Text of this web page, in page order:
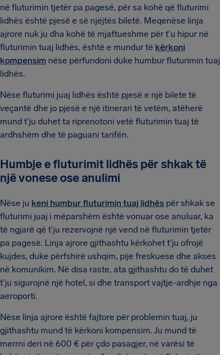
në fluturimin tjetër pa pagesë, për sa kohë që fluturimi
lidhës është pjesë e së njëjtës biletë. Meqenëse linja
ajrore nuk ju dha kohë të mjaftueshme për t'u hipur në
fluturimin tuaj lidhës, është e mundur të kërkoni
kompensim nëse përfundoni duke humbur fluturimin tuaj
lidhës.
Nëse fluturimi juaj lidhës është pjesë e një bilete të
veçantë dhe jo pjesë e një itinerari të vetëm, atëherë
mund t'ju duhet ta riprenotoni vetë fluturimin tuaj të
ardhshëm dhe të paguani tarifën.
Humbje e fluturimit lidhës për shkak të
një vonese ose anulimi
Nëse ju keni humbur fluturimin tuaj lidhës për shkak se
fluturimi juaj i mëparshëm është vonuar ose anuluar, ka
të ngjarë që t'ju rezervojnë një vend në fluturimin tjetër
pa pagesë. Linja ajrore gjithashtu kërkohet t'ju ofrojë
kujdes, duke përfshirë ushqim, pije freskuese dhe akses
në komunikim. Në disa raste, ata gjithashtu do të duhet
t'ju sigurojnë një hotel, si dhe transport vajtje-ardhje nga
aeroporti.
Nëse linja ajrore është fajtore për problemin tuaj, ju
gjithashtu mund të kërkoni kompensim. Ju mund të
merrni deri në 600 € për çdo pasagjer, në varësi të